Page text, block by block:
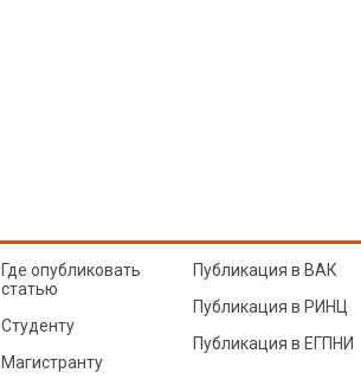
Где опубликовать
статью
Студенту
Магистранту
Публикация в ВАК
Публикация в РИНЦ
Публикация в ЕГПНИ